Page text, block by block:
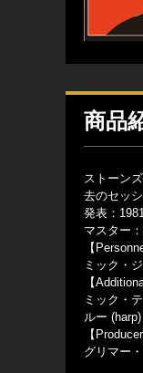
商品
ストーン
去のセッ
発表：
マスター
【
ミック・
【
ミック・
ルー
【Producer
グリマー